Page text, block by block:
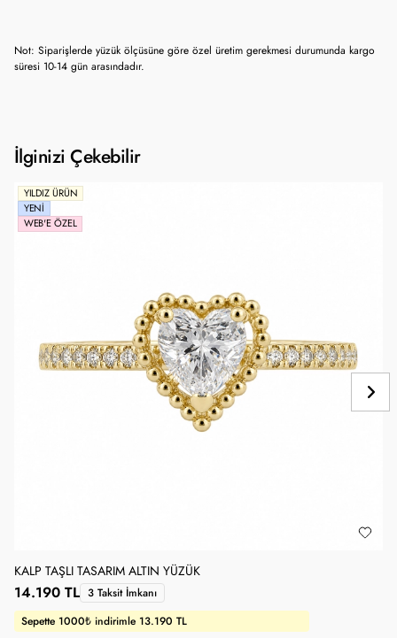
Not: Siparişlerde yüzük ölçüsüne göre özel üretim gerekmesi durumunda kargo
süresi 10-14 gün arasındadır.
İlginizi Çekebilir
YILDIZ ÜRÜN
YENI
WEB'E ÖZEL
KALP TAŞLI TASARIM ALTIN YÜZÜK
Sepette 1000₺ indirimle 13.190 TL
14.190 TL 3 Taksit İmkanı